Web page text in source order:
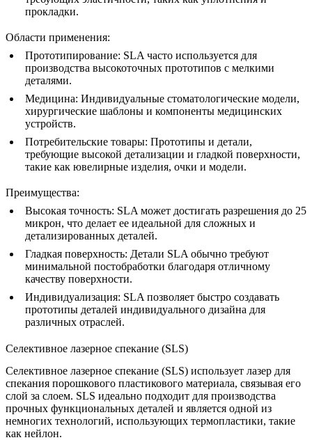
прокладки.
Области применения:
Прототипирование: SLA часто используется для
производства высокоточных прототипов с мелкими
деталями.
Медицина: Индивидуальные стоматологические модели,
хирургические шаблоны и компоненты медицинских
устройств.
Потребительские товары: Прототипы и детали,
требующие высокой детализации и гладкой поверхности,
такие как ювелирные изделия, очки и модели.
Преимущества:
Высокая точность: SLA может достигать разрешения до 25
микрон, что делает ее идеальной для сложных и
детализированных деталей.
Гладкая поверхность: Детали SLA обычно требуют
минимальной постобработки благодаря отличному
качеству поверхности.
Индивидуализация: SLA позволяет быстро создавать
прототипы деталей индивидуального дизайна для
различных отраслей.
Селективное лазерное спекание (SLS)
Селективное лазерное спекание (SLS) использует лазер для
спекания порошкового пластикового материала, связывая его
слой за слоем. SLS идеально подходит для производства
прочных функциональных деталей и является одной из
немногих технологий, использующих термопластики, такие
как нейлон.